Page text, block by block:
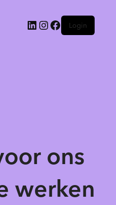
Login
ons
werken